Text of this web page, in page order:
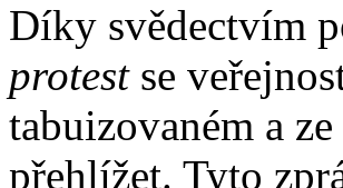
Díky svědectvím
protestse
tabuizovaném a
přehlížet. Tyto